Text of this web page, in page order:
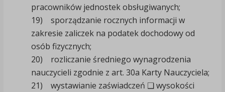
pracowników jednostek obsługiwanych;
19) sporządzanie rocznych informacji w
zakresie zaliczek na podatek dochodowy od
osób fizycznych;
20) rozliczanie średniego wynagrodzenia
nauczycieli zgodnie z art. 30a Karty Nauczyciela;
21) wystawianie zaświadczeń ❑ wysokości